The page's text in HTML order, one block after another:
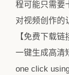
程可能只需要
对视频创作的
【免费下载
一键生成高清
one click